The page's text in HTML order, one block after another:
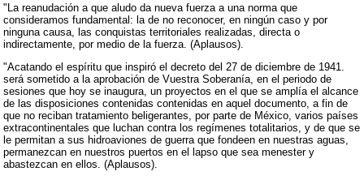
"La reanudación a que aludo da nueva fuerza a una norma que
consideramos fundamental: la de no reconocer, en ningún caso y por
ninguna causa, las conquistas territoriales realizadas, directa o
indirectamente, por medio de la fuerza. (Aplausos).
"Acatando el espíritu que inspiró el decreto del 27 de diciembre de 1941.
será sometido a la aprobación de Vuestra Soberanía, en el periodo de
sesiones que hoy se inaugura, un proyectos en el que se amplía el alcance
de las disposiciones contenidas contenidas en aquel documento, a fin de
que no reciban tratamiento beligerantes, por parte de México, varios países
extracontinentales que luchan contra los regímenes totalitarios, y de que se
le permitan a sus hidroaviones de guerra que fondeen en nuestras aguas,
permanezcan en nuestros puertos en el lapso que sea menester y
abastezcan en ellos. (Aplausos).